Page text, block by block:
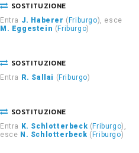
SOSTITUZIONE
Entra J. Haberer ( Friburgo), esce
M. Eggestein ( Friburgo)
SOSTITUZIONE
Entra R. Sallai ( Friburgo)
SOSTITUZIONE
Entra K. Schlotterbeck ( Friburgo),
esce N. Schlotterbeck ( Friburgo)